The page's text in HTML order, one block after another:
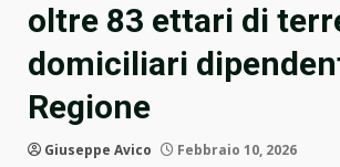
oltre 83 ettari di
domiciliari
Regione
Giuseppe Avico Febbraio 10, 2026